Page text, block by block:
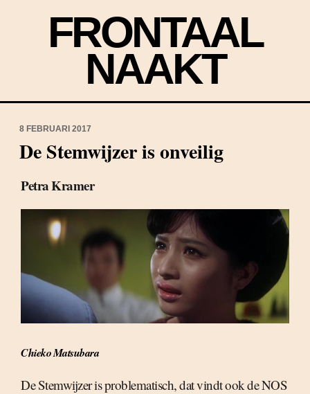
FRONTAAL
NAAKT
8 FEBRUARI 2017
De Stemwijzer is onveilig
Petra Kramer
Chieko Matsubara
De Stemwijzer is problematisch, dat vindt ook de NOS